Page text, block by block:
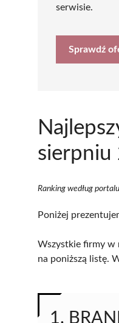
serwisie.
Sprawdź
sierpniu
Ranking według
Poniżej
Wszystkie firmy w
na poniższą listę.
1.